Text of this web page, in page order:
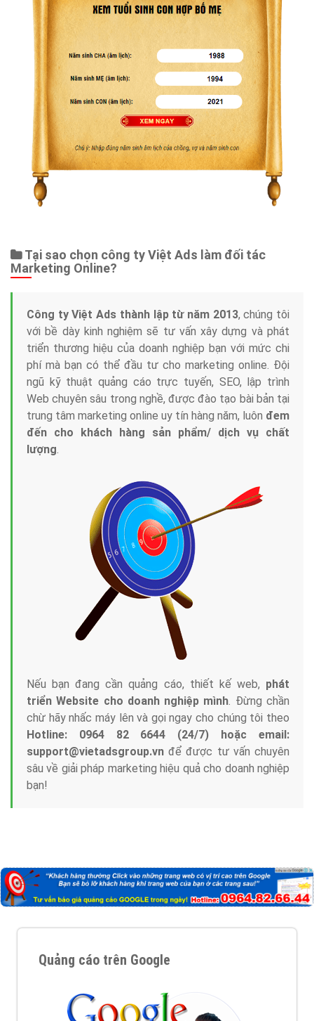
Tại sao chọn công ty Việt Ads làm đối tác
Marketing Online?
Công ty Việt Ads thành lập từ năm 2013, chúng tôi
với bề dày kinh nghiệm sẽ tư vấn xây dựng và phát
triển thương hiệu của doanh nghiệp bạn với mức chi
phí mà bạn có thể đầu tư cho marketing online. Đội
ngũ kỹ thuật quảng cáo trực tuyến, SEO, lập trình
Web chuyên sâu trong nghề, được đào tạo bài bản tại
trung tâm marketing online uy tín hàng năm, luôn đem
đến cho khách hàng sản phẩm/ dịch vụ chất
lượng.
Nếu bạn đang cần quảng cáo, thiết kế web, phát
triển Website cho doanh nghiệp mình. Đừng chần
chừ hãy nhấc máy lên và gọi ngay cho chúng tôi theo
Hotline: 0964 82 6644 (24/7) hoặc email:
support@vietadsgroup.vn để được tư vấn chuyên
sâu về giải pháp marketing hiệu quả cho doanh nghiệp
bạn!
Quảng cáo trên Google